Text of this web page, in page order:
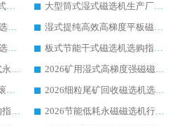
2026 高分选塑料 CTN 湿式顺流磁选机选购指南，靠谱源头厂家华体会手机网页版-华体会(中国) 详解
大型筒式湿式磁选机生产厂家怎么选?华体会手机网页版-华体会(中国) 设备口碑广受行业认可
全磁高吸附深度永磁滚筒选购指南 业内口碑稳定磁电设备生产厂家详细推荐
湿式提纯高效高梯度平板磁选机靠谱设备源头厂商华体会手机网页版-华体会(中国) 综合测评
高回收率湿式选矿磁选机选购指南 业内口碑磁电设备生产厂家实力解析
板式节能干式磁选机选购指南，源头生产厂家华体会手机网页版-华体会(中国) 综合实力可观
2026 钛矿选矿优选：湿式永磁筒式磁选机源头厂家华体会手机网页版-华体会(中国) 综合解析
2026矿用湿式高梯度强磁磁选机选购指南，临朐靠谱磁电生产厂家华体会手机网页版-华体会(中国) 详解
2026 半磁耐磨 RCT 永磁滚筒选购指南，临朐源头生产厂家华体会手机网页版-华体会(中国) 实测分享
2026细粒尾矿回收磁选机选购指南 产业集群优质生产厂家华体会手机网页版-华体会(中国) 解析
2026 石英砂提纯设备选购指南：华体会手机网页版-华体会(中国) 提纯磁选机厂家综合解读
2026节能低耗永磁磁选机行业优选标杆 临朐华体会手机网页版-华体会(中国) 专业生产厂家